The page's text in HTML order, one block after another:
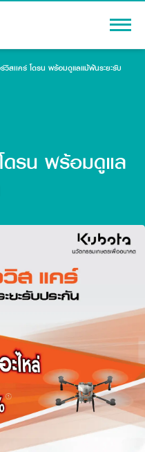
Home
Schedule
Service (KES)
ไทย English
วิสเเคร์ โดรน พร้อมดูแลแม้พ้นระยะรับ
โดรน พร้อมดูแล